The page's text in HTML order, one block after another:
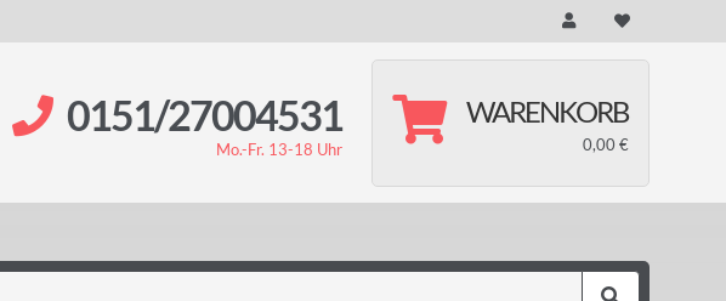
0151/27004531
Mo.-Fr. 13-18 Uhr
WARENKORB
0,00 €